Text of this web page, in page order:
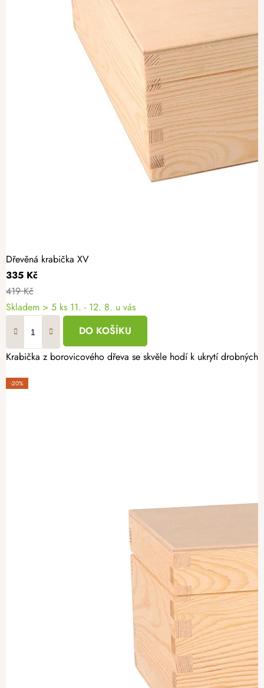
Dřevěná krabička XV
335 Kč
419 Kč
Skladem > 5 ks 11. - 12. 8. u vás
DO KOŠÍKU
Krabička z borovicového dřeva se skvěle hodí k ukrytí
-20%